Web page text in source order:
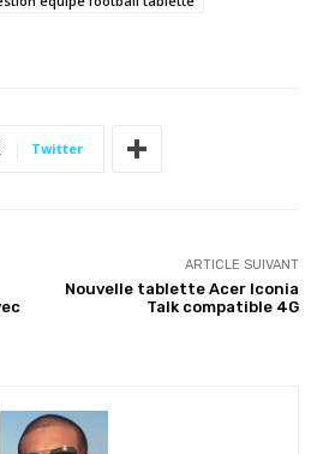
Twitter
ARTICLE SUIVANT
Nouvelle tablette Acer Iconia
Talk compatible 4G